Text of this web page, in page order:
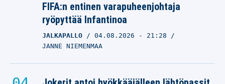
FIFA:n entinen varapuheenjohtaja
ryöpyttää Infantinoa
JALKAPALLO 04.08.2026 - 21:28
JANNE NIEMENMAA